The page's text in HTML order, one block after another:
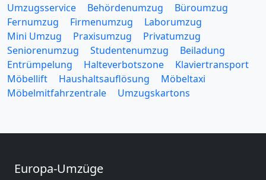
Umzugsservice Behördenumzug
Büroumzug
Fernumzug
Firmenumzug
Laborumzug
Mini Umzug
Praxisumzug
Privatumzug
Seniorenumzug
Studentenumzug
Beiladung
Entrümpelung
Halteverbotszone
Klaviertransport
Möbellift
Haushaltsauflösung
Möbeltaxi
Möbelmitfahrzentrale
Umzugskartons
Europa-Umzüge